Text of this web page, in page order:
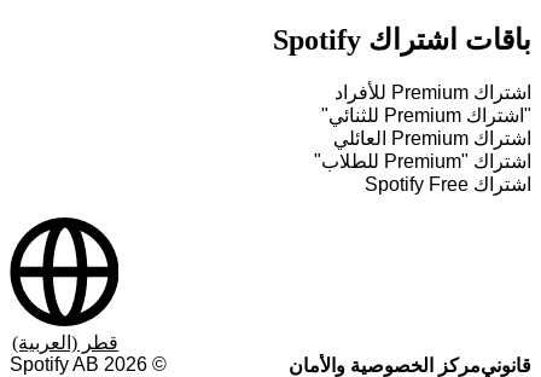
باقات اشتراك Spotify
اشتراك Premium للأفراد
"اشتراك Premium للثنائي"
اشتراك Premium العائلي
اشتراك "Premium للطلاب"
اشتراك Spotify Free
قانونيمركز الخصوصية والأمان ©
2026
قطر (العربية)